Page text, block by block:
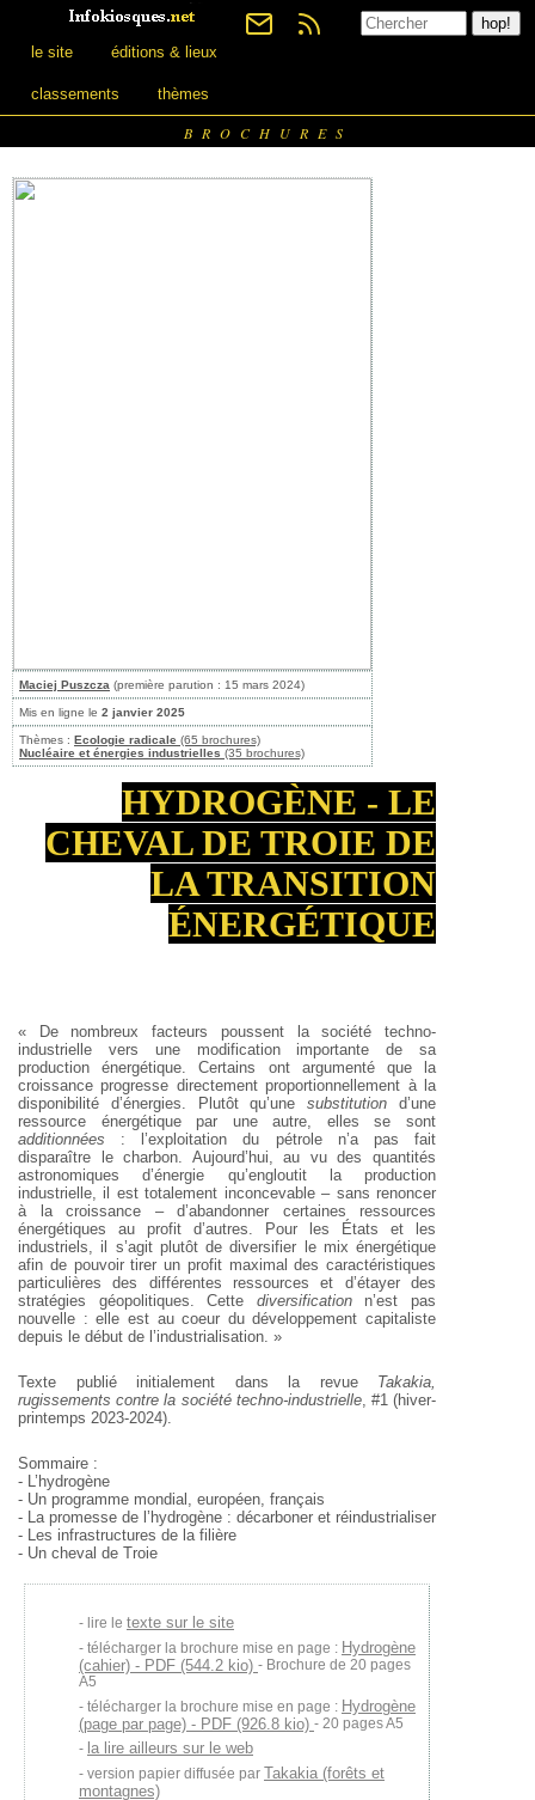
le site éditions & lieux
classements thèmes
BROCHURES
Maciej Puszcza (première parution : 15 mars 2024)
Mis en ligne le 2 janvier 2025
Thèmes : Ecologie radicale (65 brochures)
Nucléaire et énergies industrielles (35 brochures)
HYDROGÈNE - LE
CHEVAL DE TROIE DE
LA TRANSITION
ÉNERGÉTIQUE
« De nombreux facteurs poussent la société techno-
industrielle vers une modification importante de sa
production énergétique. Certains ont argumenté que la
croissance progresse directement proportionnellement à la
disponibilité d’énergies. Plutôt qu’unesubstitution d’une
ressource énergétique par une autre, elles se sont
additionnées : l’exploitation du pétrole n’a pas fait
disparaître le charbon. Aujourd’hui, au vu des quantités
astronomiques d’énergie qu’engloutit la production
industrielle, il est totalement inconcevable – sans renoncer
à la croissance – d’abandonner certaines ressources
énergétiques au profit d’autres. Pour les États et les
industriels, il s’agit plutôt de diversifier le mix énergétique
afin de pouvoir tirer un profit maximal des caractéristiques
particulières des différentes ressources et d’étayer des
stratégies géopolitiques. Cette diversificationn’est pas
nouvelle : elle est au coeur du développement capitaliste
depuis le début de l’industrialisation. »
Texte publié initialement dans la revue Takakia,
rugissements contre la société techno-industrielle, #1 (hiver-
printemps 2023-2024).
Sommaire :
- L’hydrogène
- Un programme mondial, européen, français
- La promesse de l’hydrogène : décarboner et réindustrialiser
- Les infrastructures de la filière
- Un cheval de Troie
lire le texte sur le site
télécharger la brochure mise en page : Hydrogène
(cahier) - PDF (544.2 kio) - Brochure de 20 pages
A5
télécharger la brochure mise en page : Hydrogène
(page par page) - PDF (926.8 kio) - 20 pages A5
la lire ailleurs sur le web
version papier diffusée par Takakia (forêts et
montagnes)